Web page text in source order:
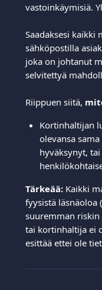
vastoinkäymisiä.
Saadaksesi kaikki
sähköpostilla
joka on johtanut
selvitettyä
Riippuen siitä,
Kortinhaltijan
olevansa
hyväksynyt,
Tärkeää: Kaikki
fyysistä läsnäoloa
suuremman
tai kortinhaltija ei
esittää ettei ole